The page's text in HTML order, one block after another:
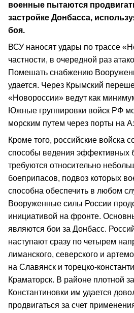
военные пытаются
застройке Донбасса,
боя.
ВСУ наносят удары по трассе
частности, в очередной раз
Помешать снабжению
удается. Через Крымский
«Новороссии» ведут как
Южные группировки войск РФ
морским путем через порты на
Кроме того, российские войска
способы ведения эффективных
требуются относительно
боеприпасов, подвоз которых
способна обеспечить в любом
Вооруженные силы России
инициативой на фронте.
являются бои за Донбасс.
наступают сразу по четырем
лиманского, северского и
на Славянск и торецко-
Краматорск. В районе плотной
Константиновки им удается
продвигаться за счет